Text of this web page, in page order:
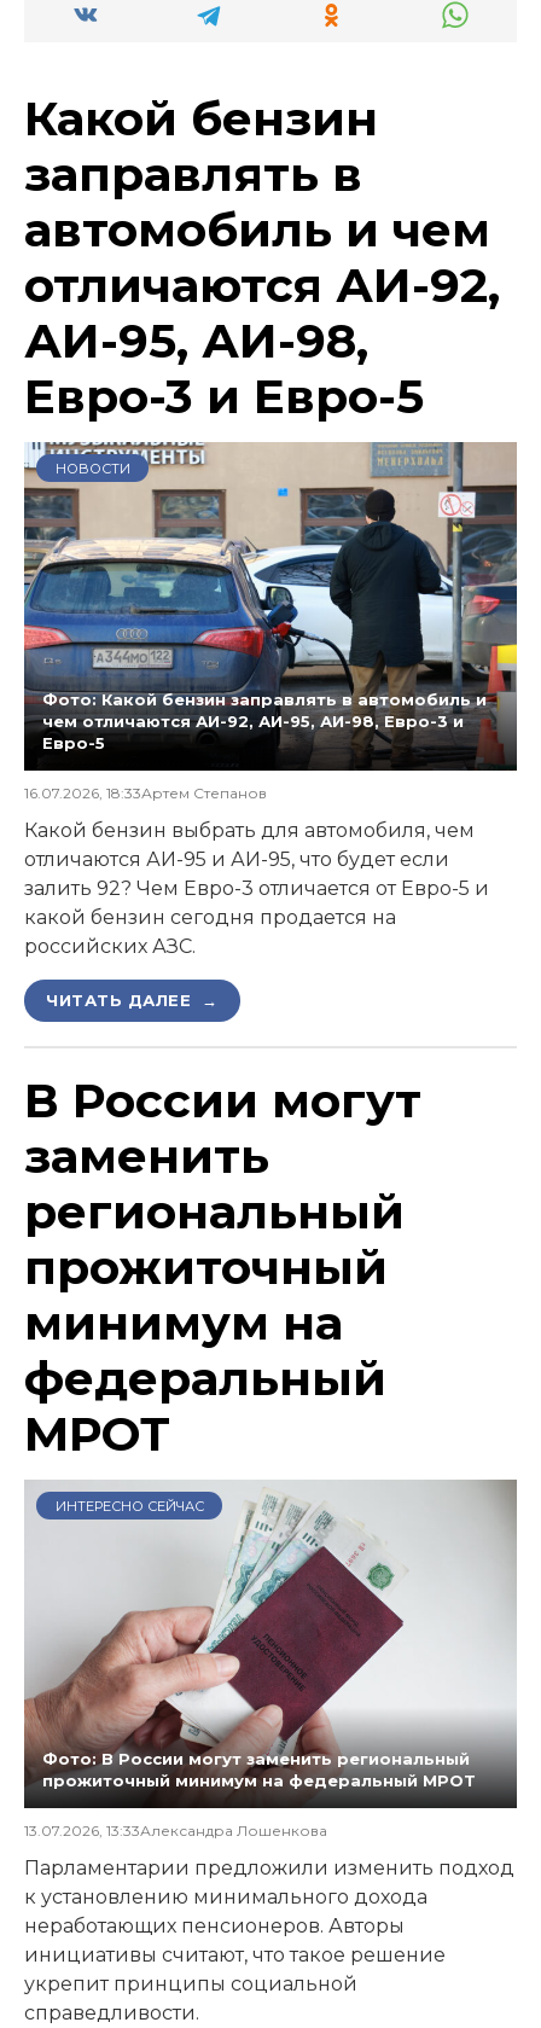
Какой бензин
заправлять в
автомобиль и чем
отличаются АИ-92,
АИ-95, АИ-98,
Евро-3 и Евро-5
НОВОСТИ
Фото: Какой бензин заправлять в автомобиль и
чем отличаются АИ-92, АИ-95, АИ-98, Евро-3 и
Евро-5
16.07.2026, 18:33Артем Степанов
Какой бензин выбрать для автомобиля, чем
отличаются АИ-95 и АИ-95, что будет если
залить 92? Чем Евро-3 отличается от Евро-5 и
какой бензин сегодня продается на
российских АЗС.
ЧИТАТЬ ДАЛЕЕ →
В России могут
заменить
региональный
прожиточный
минимум на
федеральный
МРОТ
ИНТЕРЕСНО СЕЙЧАС
Фото: В России могут заменить региональный
прожиточный минимум на федеральный МРОТ
13.07.2026, 13:33Александра Лошенкова
Парламентарии предложили изменить подход
к установлению минимального дохода
неработающих пенсионеров. Авторы
инициативы считают, что такое решение
укрепит принципы социальной
справедливости.